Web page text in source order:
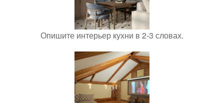
Опишите интерьер кухни в 2-3 словах.